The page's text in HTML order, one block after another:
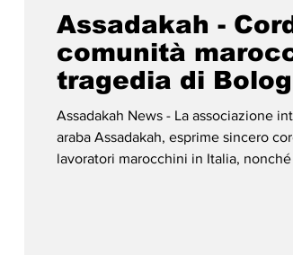
Musica Cinema
Araba Società Diritti Umani
Assadakah -
comunità
tragedia di
Assadakah News - La associazione
araba Assadakah, esprime sincero
lavoratori marocchini in Italia, nonché